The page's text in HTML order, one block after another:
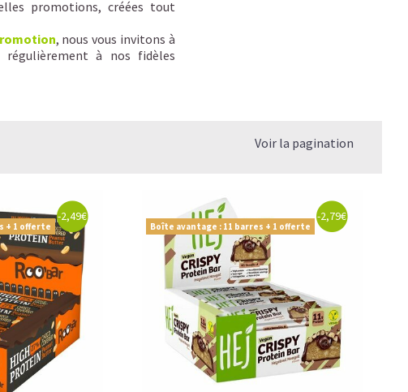
promotions, créées tout
, nous vous invitons à
à nos fidèles
Voir la pagination
+ 1 offerte
-2,49€
Boîte avantage : 11 barres + 1 offerte
-2,79€